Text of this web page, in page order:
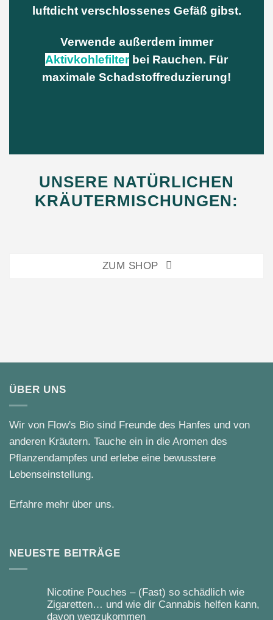
luftdicht verschlossenes Gefäß gibst.
Verwende außerdem immer
Aktivkohlefilter bei Rauchen. Für
maximale Schadstoffreduzierung!
UNSERE NATÜRLICHEN
KRÄUTERMISCHUNGEN:
ZUM SHOP
ÜBER UNS
Wir von Flow's Bio sind Freunde des Hanfes und von
anderen Kräutern. Tauche ein in die Aromen des
Pflanzendampfes und erlebe eine bewusstere
Lebenseinstellung.
Erfahre mehr über uns.
NEUESTE BEITRÄGE
Nicotine Pouches – (Fast) so schädlich wie
Zigaretten… und wie dir Cannabis helfen kann,
davon wegzukommen